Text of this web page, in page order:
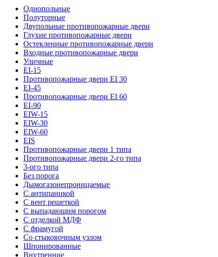
Однопольные
Полуторные
Двупольные противопожарные двери
Глухие противопожарные двери
Остекленные противопожарные двери
Входные противопожарные двери
Уличные
EI-15
Противопожарные двери EI 30
EI-45
Противопожарные двери EI 60
EI-90
EIW-15
EIW-30
EIW-60
EIS
Противопожарные двери 1 типа
Противопожарные двери 2-го типа
3-ого типа
Без порога
Дымогазонепроницаемые
С антипаникой
С вент решеткой
С выпадающим порогом
С отделкой МДФ
С фрамугой
Со стыковочным узлом
Шпонированные
Внутренние